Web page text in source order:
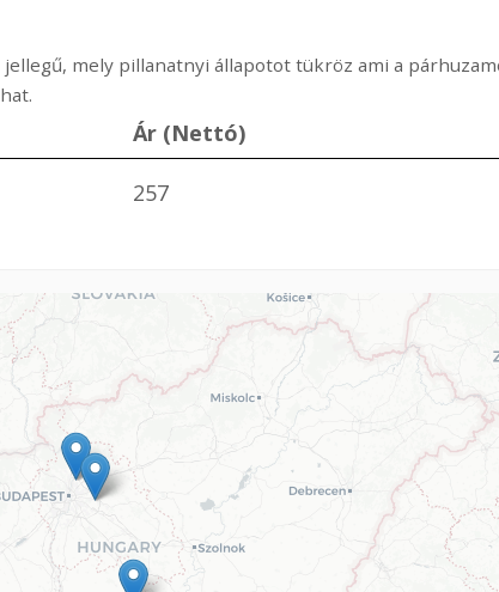
mely pillanatnyi állapotot tükröz ami a
Ár (Nettó)
257